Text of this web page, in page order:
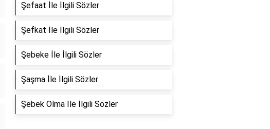
Şefaat İle İlgili Sözler
Şefkat İle İlgili Sözler
Şebeke İle İlgili Sözler
Şaşma İle İlgili Sözler
Şebek Olma İle İlgili Sözler